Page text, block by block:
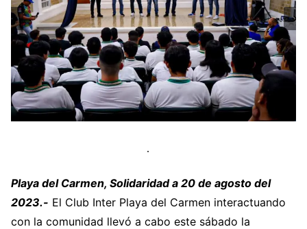
Playa del Carmen, Solidaridad a 20 de agosto del
2023.- El Club Inter Playa del Carmen interactuando
con la comunidad llevó a cabo este sábado la